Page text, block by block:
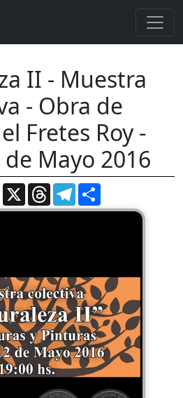
II - Muestra
- Obra de
Fretes Roy -
de Mayo 2016
WhatsApp
X ThreadsTelegram